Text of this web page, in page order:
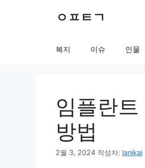
ㅇㅍㅌㄱ
복지 이슈 인물
임플란
방법
2월 3, 2024 작성자: lanikai